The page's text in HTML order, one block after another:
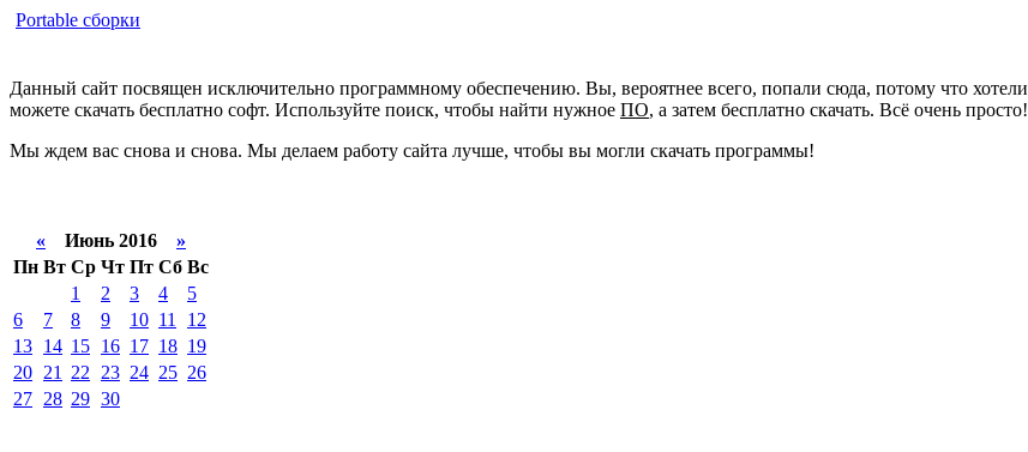
Portable сборки
Данный сайт посвящен исключительно программному обеспечению. Вы, вероятнее всего, попали сюда, потому что хотели
можете скачать бесплатно софт. Используйте поиск, чтобы найти нужное ПО, а затем бесплатно скачать. Всё очень просто!
Мы ждем вас снова и снова. Мы делаем работу сайта лучше, чтобы вы могли скачать программы!
« Июнь 2016 »
Пн Вт Ср Чт Пт Сб Вс
1
2 3 4
5
6
7 8 9 10 11
12
13 14 15 16 17 18 19
20 21 22 23 24 25 26
27 28 29 30